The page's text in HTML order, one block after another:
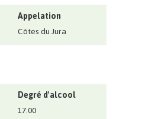
Appelation
Côtes du Jura
Degré d'alcool
17.00